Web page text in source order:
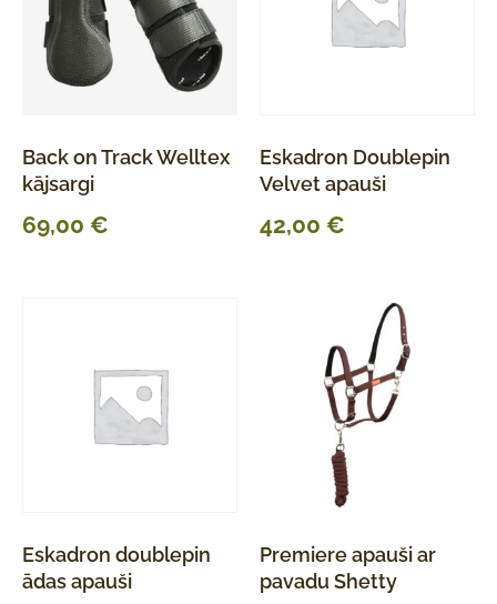
Back on Track Welltex
kājsargi
69,00 €
Eskadron Doublepin
Velvet apauši
42,00 €
Eskadron doublepin
ādas apauši
Premiere apauši ar
pavadu Shetty